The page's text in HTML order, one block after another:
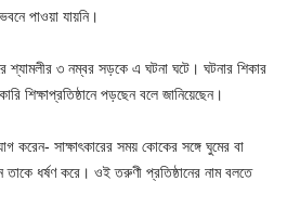
পাওয়া যায়নি।
৩ নম্বর সড়কে এ ঘটনা ঘটে। ঘটনার শিকার
শিক্ষাপ্রতিষ্ঠানে পড়ছেন বলে জানিয়েছেন।
সাক্ষাৎকারের সময় কোকের সঙ্গে ঘুমের বা
ধর্ষণ করে। ওই তরুণী প্রতিষ্ঠানের নাম বলতে